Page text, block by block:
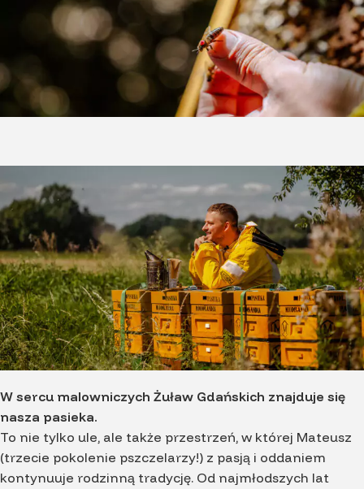
W sercu malowniczych Żuław Gdańskich znajduje się
nasza pasieka.
To nie tylko ule, ale także przestrzeń, w której Mateusz
(trzecie pokolenie pszczelarzy!) z pasją i oddaniem
kontynuuje rodzinną tradycję. Od najmłodszych lat